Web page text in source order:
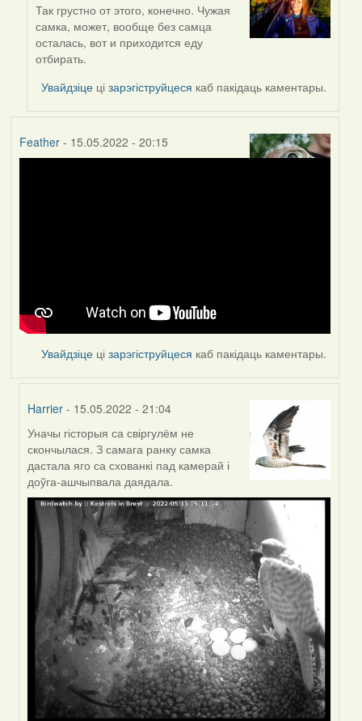
In
reply
to
by
Lighty
Так грустно от этого, конечно. Чужая
самка, может, вообще без самца
осталась, вот и приходится еду
отбирать.
Увайдзіце цізарэгіструйцеся каб пакідаць каментары.
Feather- 15.05.2022 - 20:15
Увайдзіце цізарэгіструйцеся каб пакідаць каментары.
Harrier - 15.05.2022 - 21:04
In
reply
to
by
Feather
Уначы гісторыя са свіргулём не
скончылася. З самага ранку самка
дастала яго са схованкі пад камерай і
доўга-ашчыпвала даядала.